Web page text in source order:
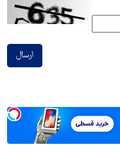
ارسال